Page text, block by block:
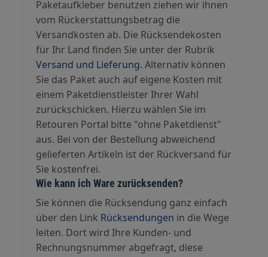
Paketaufkleber benutzen ziehen wir ihnen
vom Rückerstattungsbetrag die
Versandkosten ab. Die Rücksendekosten
für Ihr Land finden Sie unter der Rubrik
Versand und Lieferung. Alternativ können
Sie das Paket auch auf eigene Kosten mit
einem Paketdienstleister Ihrer Wahl
zurückschicken. Hierzu wählen Sie im
Retouren Portal bitte "ohne Paketdienst"
aus. Bei von der Bestellung abweichend
gelieferten Artikeln ist der Rückversand für
Sie kostenfrei.
Wie kann ich Ware zurücksenden?
Sie können die Rücksendung ganz einfach
über den Link Rücksendungen in die Wege
leiten. Dort wird Ihre Kunden- und
Rechnungsnummer abgefragt, diese